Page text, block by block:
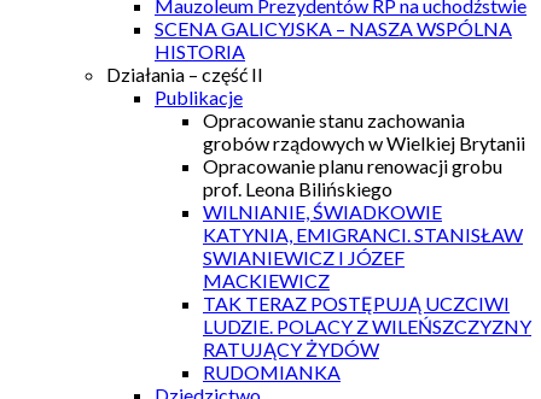
Mauzoleum Prezydentów RP na uchodźstwie
SCENA GALICYJSKA – NASZA WSPÓLNA
HISTORIA
Działania – część II
Publikacje
Opracowanie stanu zachowania
grobów rządowych w Wielkiej Brytanii
Opracowanie planu renowacji grobu
prof. Leona Bilińskiego
WILNIANIE, ŚWIADKOWIE
KATYNIA, EMIGRANCI. STANISŁAW
SWIANIEWICZ I JÓZEF
MACKIEWICZ
TAK TERAZ POSTĘPUJĄ UCZCIWI
LUDZIE. POLACY Z WILEŃSZCZYZNY
RATUJĄCY ŻYDÓW
RUDOMIANKA